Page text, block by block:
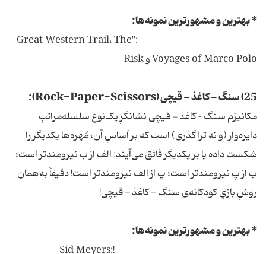
* بهترین و مشهورترین نمونه‌ها:
:"Great Western Trail، The
Voyages of Marco Polo و Risk
25) سنگ - کاغذ - قیچی (Rock-Paper-Scissors):
مکانیزم سنگ – کاغذ - قیچی نشانگرِ یک‌نوع سلسله‌مراتبِ
دایره‌وار (و نه تراگذری) است که بر اَساسِ آن، مُهره‌ها یکدیگر را
شکست داده یا بر یکدیگر فائق می‌آیند: الف از ب نیرومندتر است؛
ب از پ نیرومندتر است؛ پ از الف نیرومندتر است! دقیقاً به‌همان
روشِ بازیِ کودکانه‌ی سنگ - کاغذ - قیچی!
* بهترین و مشهورترین نمونه‌ها:
!:Sid Meyers